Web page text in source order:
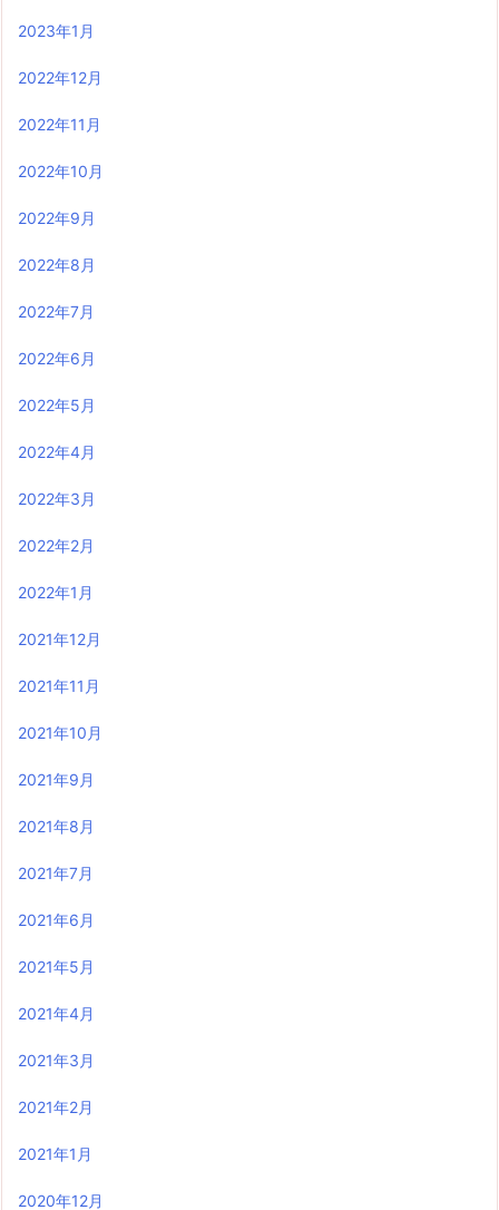
2023年1月
2022年12月
2022年11月
2022年10月
2022年9月
2022年8月
2022年7月
2022年6月
2022年5月
2022年4月
2022年3月
2022年2月
2022年1月
2021年12月
2021年11月
2021年10月
2021年9月
2021年8月
2021年7月
2021年6月
2021年5月
2021年4月
2021年3月
2021年2月
2021年1月
2020年12月